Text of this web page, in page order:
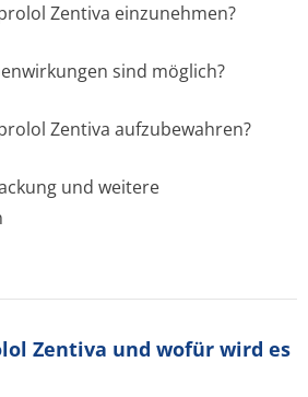
Zentiva einzunehmen?
sind möglich?
Zentiva aufzubewahren?
und weitere
Zentiva und wofür wird es